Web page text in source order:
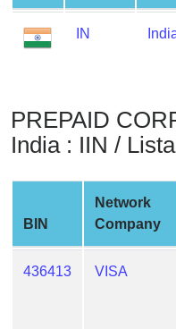
Generate
Credit
Credit
Card
What
is
IN
PREPAID
India : IIN /
BIN
Network
Company
436413 VISA